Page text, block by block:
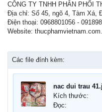
CÔNG TY TNHH PHÂN PHỐI
Địa chỉ: Số 45, ngõ 4, Tàm Xá,
Điện thoại: 0968801056 -
Website:
Các file đính kèm:
nac dui trau
Kích thước:
Đọc: